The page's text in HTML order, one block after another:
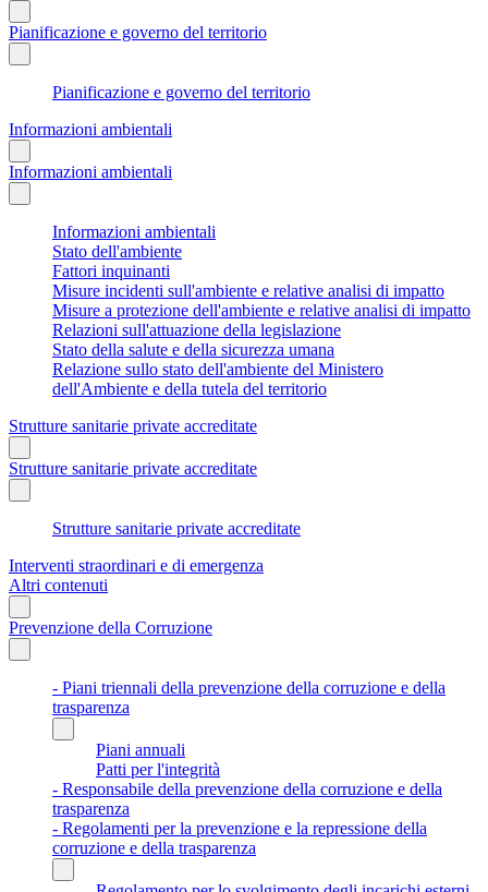
Pianificazione e governo del territorio
Pianificazione e governo del territorio
Informazioni ambientali
Informazioni ambientali
Informazioni ambientali
Stato dell'ambiente
Fattori inquinanti
Misure incidenti sull'ambiente e relative analisi di impatto
Misure a protezione dell'ambiente e relative analisi di impatto
Relazioni sull'attuazione della legislazione
Stato della salute e della sicurezza umana
Relazione sullo stato dell'ambiente del Ministero
dell'Ambiente e della tutela del territorio
Strutture sanitarie private accreditate
Strutture sanitarie private accreditate
Strutture sanitarie private accreditate
Interventi straordinari e di emergenza
Altri contenuti
Prevenzione della Corruzione
- Piani triennali della prevenzione della corruzione e della
trasparenza
Piani annuali
Patti per l'integrità
- Responsabile della prevenzione della corruzione e della
trasparenza
- Regolamenti per la prevenzione e la repressione della
corruzione e della trasparenza